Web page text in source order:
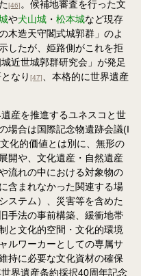
[46] 。候補地審査を行った文
や犬山城 ・ 松本城など現存
木造天守閣式城郭群」のよ
したが、姫路側がこれを拒
近世城郭群研究会」が発足
なり [47]
、本格的に世界遺産
産を推進するユネスコと世
場合は国際記念物遺跡会議(I
化的価値とは別に、無形の
開や、文化遺産・自然遺産
流れの中における対象物の
含まれなかった関連する場
ステム）、災害等を含めた
手法の事前構築、緩衝地帯
と文化的空間・文化的環境
ルワーカーとしての専属サ
持に必要な文化資材の確保
界遺産条約採択40周年記念